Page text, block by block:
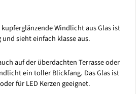
Windlicht aus Glas ist
sieht einfach klasse aus.
auf der überdachten Terrasse oder
ein toller Blickfang. Das Glas ist
für LED Kerzen geeignet.